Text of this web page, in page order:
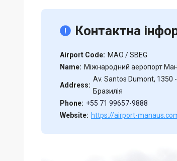
Контактна
Airport Code: MAO / SBEG
Name: Міжнародний аеропорт
Address:
Av. Santos Dumont, 1350
Бразилія
Phone: +55 71 99657-9888
Website: https://airport-